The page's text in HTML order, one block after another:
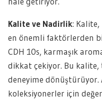
Kalite ve Nadirlik:
en önemli faktörlerden
CDH 10s, karmaşık
dikkat çekiyor. Bu kalite,
deneyime dönüştürüyor.
koleksiyonerler için